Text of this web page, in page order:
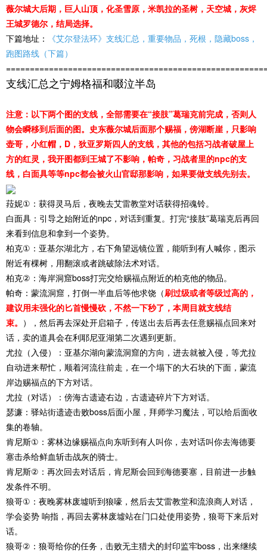
薇尔城大后期，巨人山顶，化圣雪原，米凯拉的圣树，天空城，灰烬
王城罗德尔，结局选择。
下篇地址：
《艾尔登法环》支线汇总，重要物品，死根，隐藏boss，
跑图路线（下篇）
支线汇总之宁姆格福和啜泣半岛
注意：以下两个图的支线，全部需要在“接肢”葛瑞克前完成，否则人
物会瞬移到后面的图。史东薇尔城后面那个赐福，傍湖断崖，只影响
壶哥，小红帽，D，狄亚罗斯四人的支线，其他的包括习战者破屋上
方的红灵，我开图都到王城了不影响，帕奇，习战者里的npc的支
线，白面具等等npc都会被火山官邸那影响，如果要做支线先别去。
菈妮①：获得灵马后，夜晚去艾雷教堂对话获得招魂铃。
白面具：引导之始附近的npc，对话到重复。打完“接肢”葛瑞克后再回
来看到信息和拿到一个姿势。
柏克①：亚基尔湖北方，右下角望远镜位置，能听到有人喊你，图示
附近有棵树，用翻滚或者跳破除法术对话。
柏克②：海岸洞窟boss打完交给赐福点附近的柏克他的物品。
帕奇：蒙流洞窟，打倒一半血后等他求饶（刷过级或者等级过高的，
建议用未强化的匕首慢慢砍，不然一下秒了，本周目就支线结
束。 ），然后再去深处开启箱子，传送出去后再去任意赐福点回来对
话，卖的道具会在利耶尼亚湖第二次遇到更新。
尤拉（入侵）：亚基尔湖向蒙流洞窟的方向，进去就被入侵，等尤拉
自动进来帮忙，顺着河流往前走，在一个塌下的大石块的下面，蒙流
岸边赐福点的下方对话。
尤拉（对话）：傍海古遗迹右边，古遗迹碎片下方对话。
瑟濂：驿站街遗迹击败boss后面小屋，拜师学习魔法，可以给后面收
集的卷轴。
肯尼斯①：雾林边缘赐福点向东听到有人叫你，去对话叫你去海德要
塞击杀给鲜血斩击战灰的骑士。
肯尼斯②：再次回去对话后，肯尼斯会回到海德要塞，目前进一步触
发条件不明。
狼哥①：夜晚雾林废墟听到狼嚎，然后去艾雷教堂和流浪商人对话，
学会姿势 响指，再回去雾林废墟站在门口处使用姿势，狼哥下来后对
话。
狼哥②：狼哥给你的任务，击败无主猎犬的封印监牢boss，出来继续